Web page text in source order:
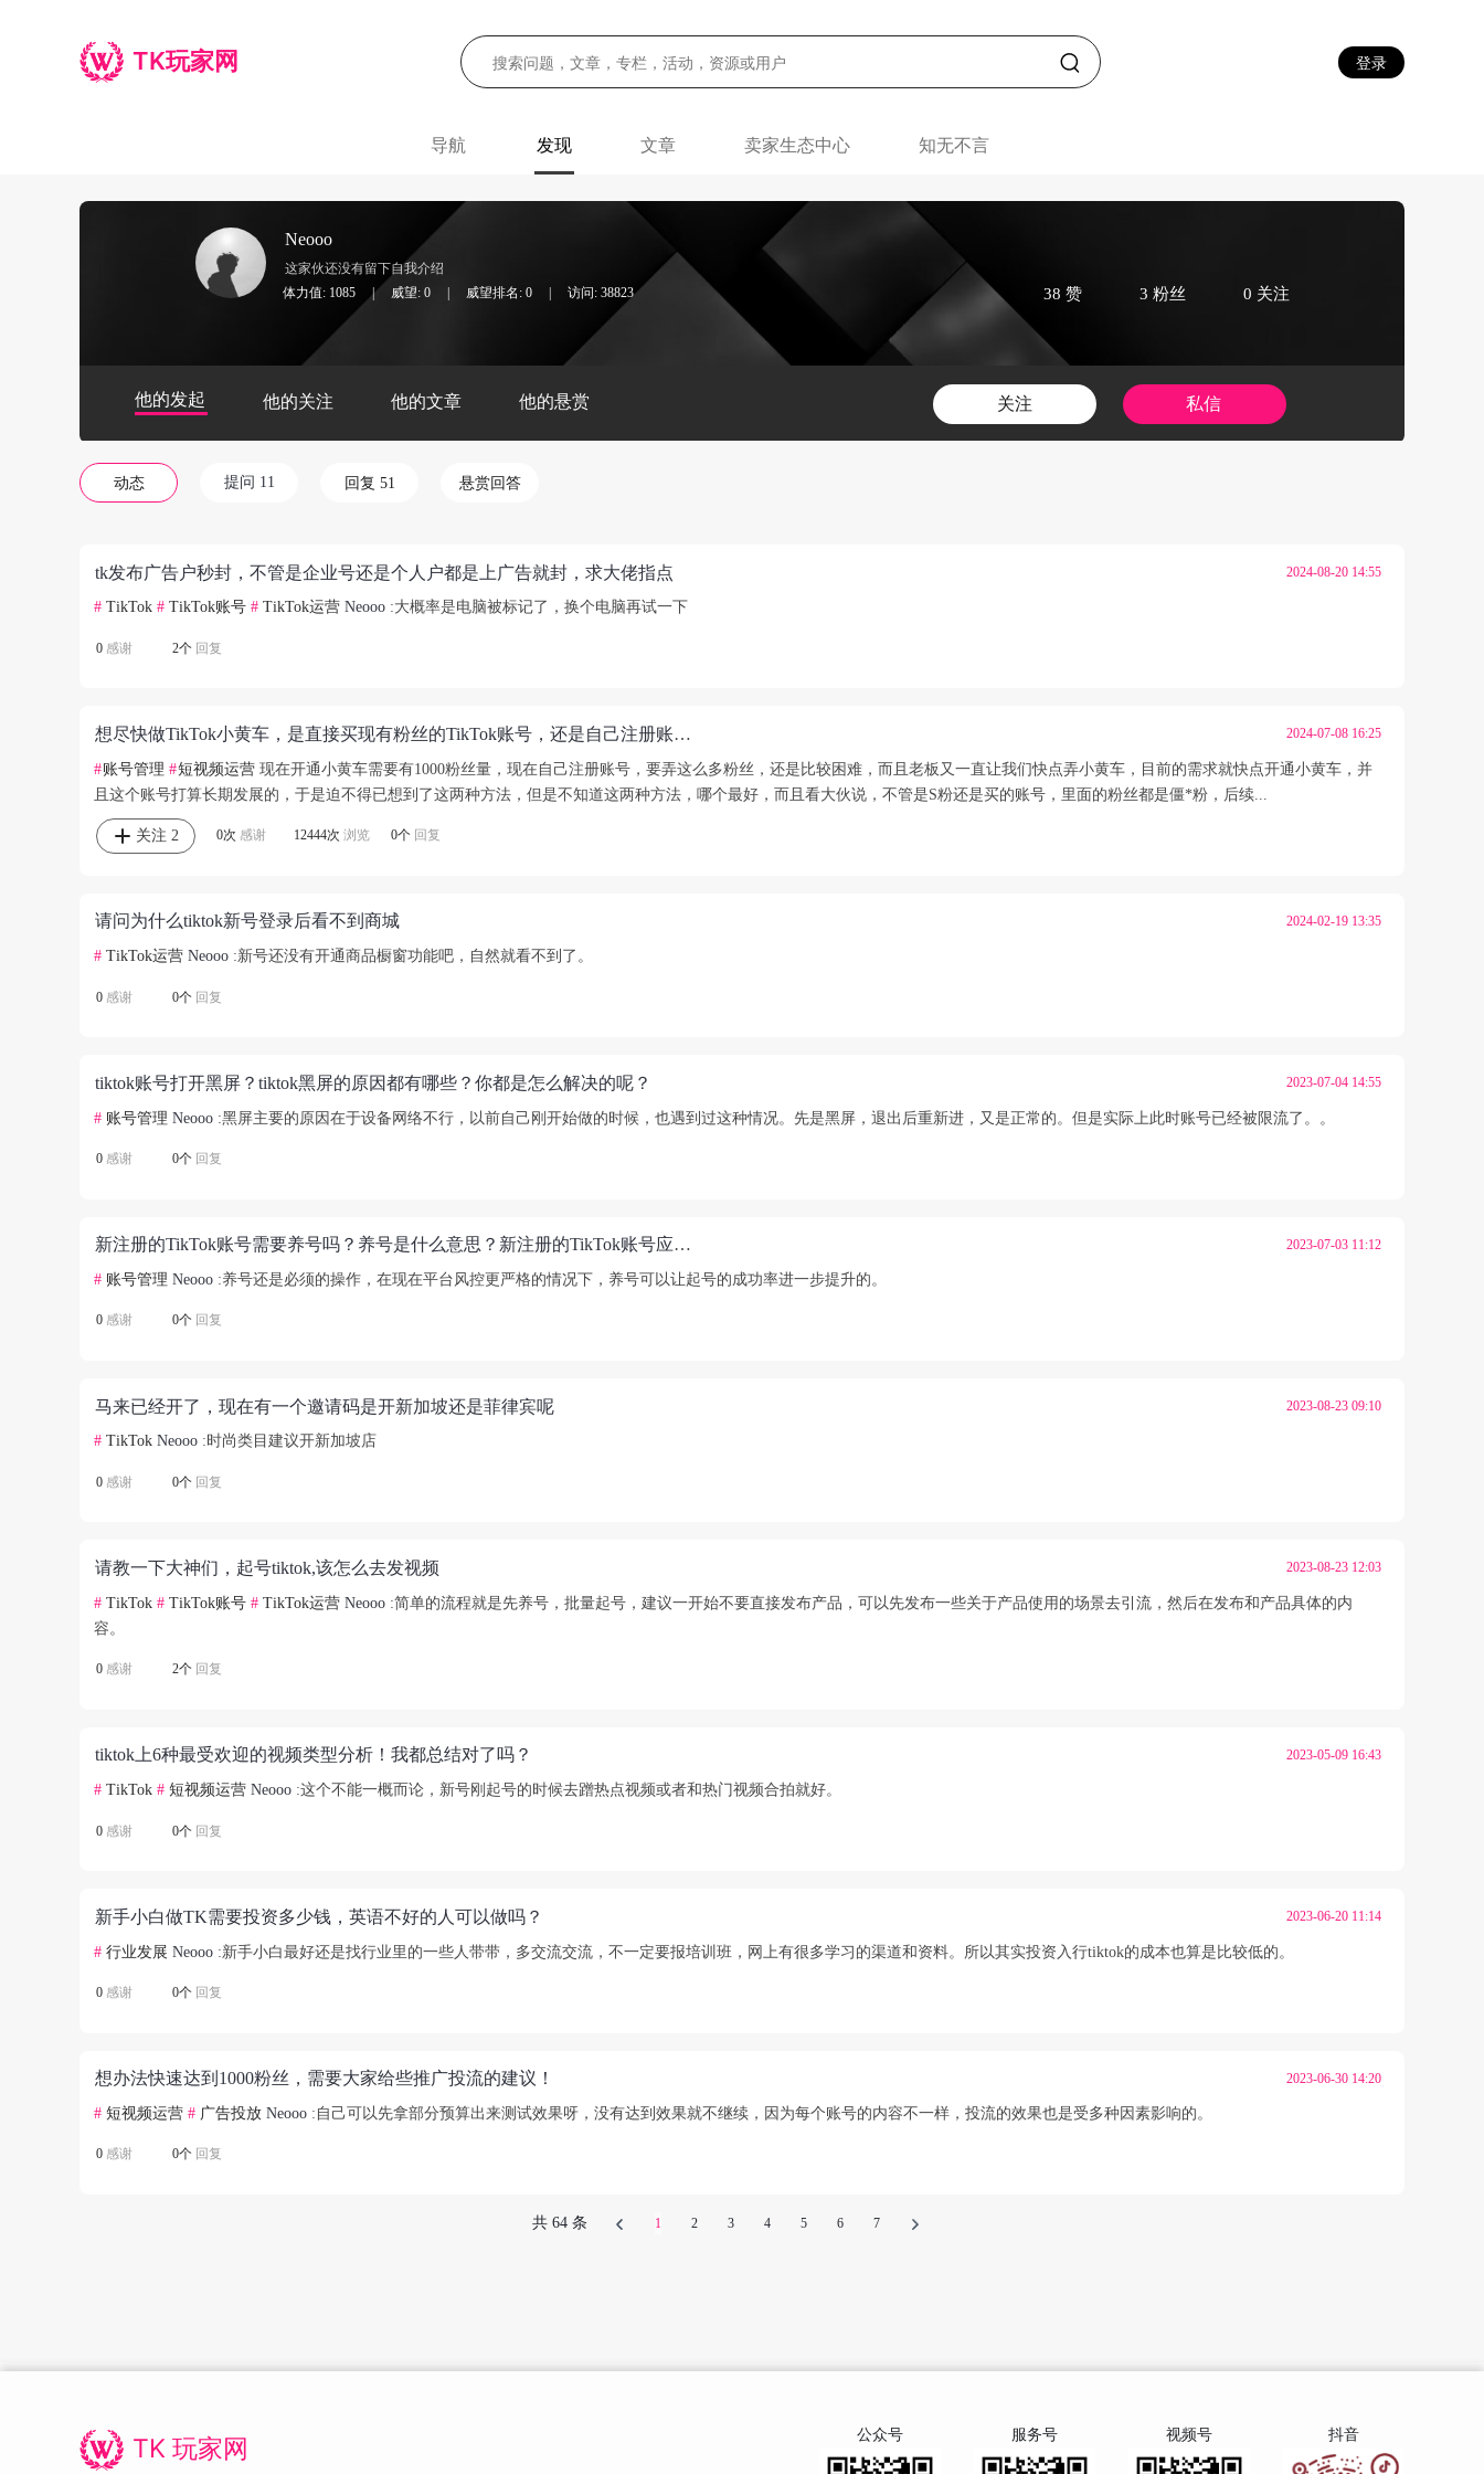
TK玩家网 登录
导航 发现 文章 卖家生态中心 知无不言
Neooo
这家伙还没有留下自我介绍
体力值: 1085
| 威望: 0 威望排名: 0 访问: 38823 38 赞 3 粉丝 0 关注
他的发起 他的关注 他的文章 他的悬赏 关注 私信
动态 提问 11 回复 51 悬赏回答
tk发布广告户秒封，不管是企业号还是个人户都是上广告就封，求大佬指点 2024-08-20 14:55
# TikTok # TikTok账号 # TikTok运营 Neooo :大概率是电脑被标记了，换个电脑再试一下
0 感谢 2个 回复
想尽快做TikTok小黄车，是直接买现有粉丝的TikTok账号，还是自己注册账号去S粉，有什么捷径可走吗 2024-07-08 16:25
#账号管理 #短视频运营 现在开通小黄车需要有1000粉丝量，现在自己注册账号，要弄这么多粉丝，还是比较困难，而且老板又一直让我们快点弄小黄车，目前的需求就快点开通小黄车，并
且这个账号打算长期发展的，于是迫不得已想到了这两种方法，但是不知道这两种方法，哪个最好，而且看大伙说，不管是S粉还是买的账号，里面的粉丝都是僵*粉，后续...
关注 2 0次 感谢 12444次 浏览 0个 回复
请问为什么tiktok新号登录后看不到商城 2024-02-19 13:35
# TikTok运营 Neooo :新号还没有开通商品橱窗功能吧，自然就看不到了。
0 感谢 0个 回复
tiktok账号打开黑屏？tiktok黑屏的原因都有哪些？你都是怎么解决的呢？ 2023-07-04 14:55
# 账号管理 Neooo :黑屏主要的原因在于设备网络不行，以前自己刚开始做的时候，也遇到过这种情况。先是黑屏，退出后重新进，又是正常的。但是实际上此时账号已经被限流了。。
0 感谢 0个 回复
新注册的TikTok账号需要养号吗？养号是什么意思？新注册的TikTok账号应该怎么养？ 2023-07-03 11:12
# 账号管理 Neooo :养号还是必须的操作，在现在平台风控更严格的情况下，养号可以让起号的成功率进一步提升的。
0 感谢 0个 回复
马来已经开了，现在有一个邀请码是开新加坡还是菲律宾呢 2023-08-23 09:10
# TikTok Neooo :时尚类目建议开新加坡店
0 感谢 0个 回复
请教一下大神们，起号tiktok,该怎么去发视频 2023-08-23 12:03
# TikTok # TikTok账号 # TikTok运营 Neooo :简单的流程就是先养号，批量起号，建议一开始不要直接发布产品，可以先发布一些关于产品使用的场景去引流，然后在发布和产品具体的内
容。
0 感谢 2个 回复
tiktok上6种最受欢迎的视频类型分析！我都总结对了吗？ 2023-05-09 16:43
# TikTok # 短视频运营 Neooo :这个不能一概而论，新号刚起号的时候去蹭热点视频或者和热门视频合拍就好。
0 感谢 0个 回复
新手小白做TK需要投资多少钱，英语不好的人可以做吗？ 2023-06-20 11:14
# 行业发展 Neooo :新手小白最好还是找行业里的一些人带带，多交流交流，不一定要报培训班，网上有很多学习的渠道和资料。所以其实投资入行tiktok的成本也算是比较低的。
0 感谢 0个 回复
想办法快速达到1000粉丝，需要大家给些推广投流的建议！ 2023-06-30 14:20
# 短视频运营 # 广告投放 Neooo :自己可以先拿部分预算出来测试效果呀，没有达到效果就不继续，因为每个账号的内容不一样，投流的效果也是受多种因素影响的。
0 感谢 0个 回复
共 64 条 1 2 3 4 5 6 7
TK 玩家网 公众号 服务号 视频号 抖音